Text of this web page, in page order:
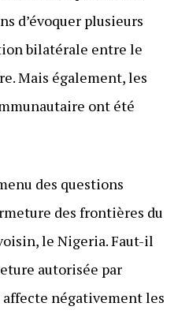
d’évoquer plusieurs
bilatérale entre le
Mais également, les
ont été
des questions
des frontières du
le Nigeria. Faut-il
autorisée par
affecte négativement les